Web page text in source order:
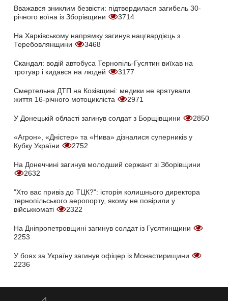
Вважався зниклим безвісти: підтвердилася загибель 30-
річного воїна із Зборівщини
3714
На Харківському напрямку загинув нацгвардієць з
Теребовлянщини
3468
Скандал: водій автобуса Тернопіль-Гусятин виїхав на
тротуар і кидався на людей
3177
Смертельна ДТП на Козівщині: медики не врятували
життя 16-річного мотоцикліста
2971
У Донецькій області загинув солдат з Борщівщини 2850
«Агрон», «Дністер» та «Нива» дізналися суперників у
Кубку України
2752
На Донеччині загинув молодший сержант зі Зборівщини
2632
"Хто вас привіз до ТЦК?": історія колишнього директора
тернопільського аеропорту, якому не повірили у
військкоматі
2322
На Дніпропетровщині загинув солдат із Гусятинщини
2253
У боях за Україну загинув офіцер із Монастирищини
2236